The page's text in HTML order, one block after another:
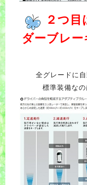
２つ
ダーブレ
全グレードに
標準装備なの